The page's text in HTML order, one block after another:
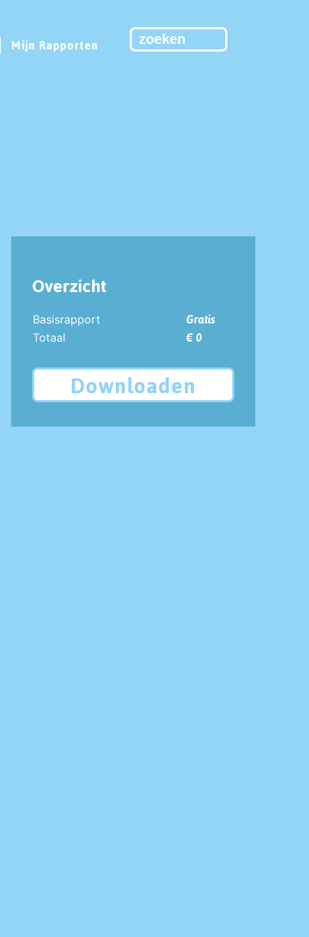
Mijn Rapporten
Overzicht
Basisrapport
Gratis
Totaal
€ 0
Downloaden